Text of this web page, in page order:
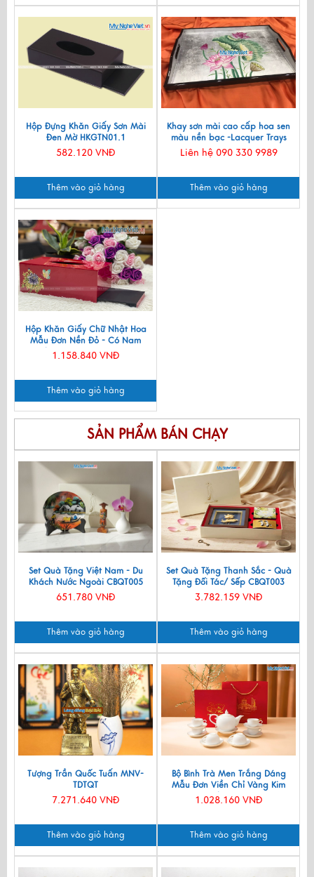
Hộp Đựng Khăn Giấy Sơn Mài
Đen Mờ HKGTN01.1
582.120 VNĐ
Thêm vào giỏ hàng
Khay sơn mài cao cấp hoa sen
màu nền bạc -Lacquer Trays
SMTN3555-2
Liên hệ 090 330 9989
Thêm vào giỏ hàng
Hộp Khăn Giấy Chữ Nhật Hoa
Mẫu Đơn Nền Đỏ - Có Nam
Châm MNV-HKGTB04-1
1.158.840 VNĐ
Thêm vào giỏ hàng
SẢN PHẨM BÁN CHẠY
Set Quà Tặng Việt Nam - Du
Khách Nước Ngoài CBQT005
651.780 VNĐ
Thêm vào giỏ hàng
Set Quà Tặng Thanh Sắc - Quà
Tặng Đối Tác/ Sếp CBQT003
3.782.159 VNĐ
Thêm vào giỏ hàng
Tượng Trần Quốc Tuấn MNV-
TDTQT
7.271.640 VNĐ
Thêm vào giỏ hàng
Bộ Bình Trà Men Trắng Dáng
Mẫu Đơn Viền Chỉ Vàng Kim
550ml BT001-7.2
1.028.160 VNĐ
Thêm vào giỏ hàng